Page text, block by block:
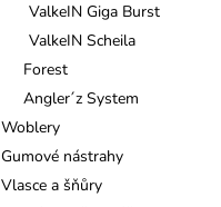
ValkeIN Giga Burst
ValkeIN Scheila
Forest
Angler´z System
Woblery
Gumové nástrahy
Vlasce a šňůry